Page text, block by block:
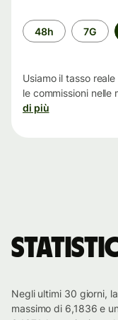
Periodo
di
48h 7G
Usiamo il tasso
le commissioni nelle
di più
Negli ultimi 30 giorni,
massimo di 6,1836 e